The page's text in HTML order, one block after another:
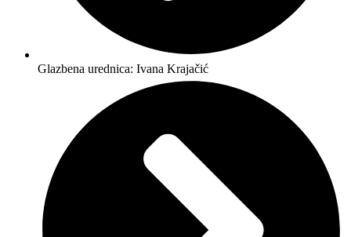
Glazbena urednica: Ivana Krajačić